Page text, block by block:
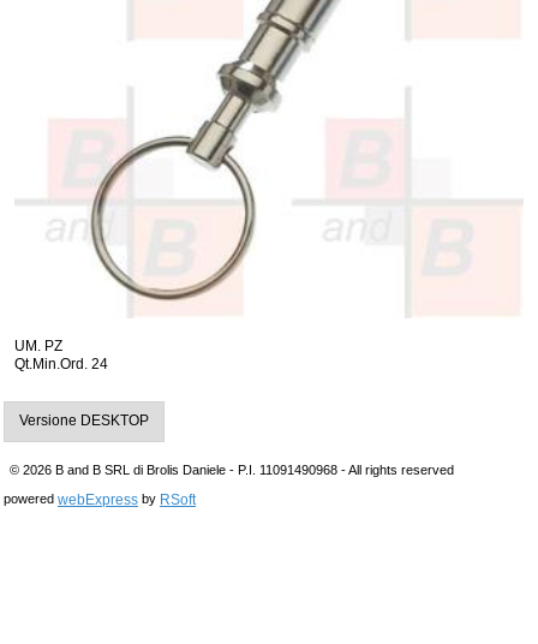
UM. PZ
Qt.Min.Ord. 24
Versione DESKTOP
© 2026 B and B SRL di Brolis Daniele - P.I. 11091490968 - All rights reserved
powered webExpress by RSoft